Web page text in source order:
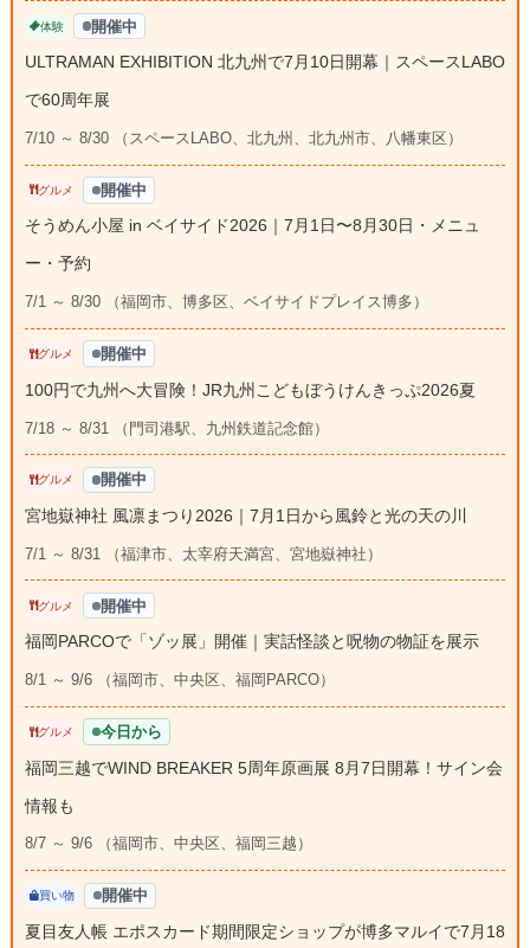
体験 開催中
ULTRAMAN EXHIBITION 北九州で7月10日開幕｜スペースLABO
で60周年展
7/10 ～ 8/30 （スペースLABO、北九州、北九州市、八幡東区）
グルメ 開催中
そうめん小屋 in ベイサイド2026｜7月1日〜8月30日・メニュ
ー・予約
7/1 ～ 8/30 （福岡市、博多区、ベイサイドプレイス博多）
グルメ 開催中
100円で九州へ大冒険！JR九州こどもぼうけんきっぷ2026夏
7/18 ～ 8/31 （門司港駅、九州鉄道記念館）
グルメ 開催中
宮地嶽神社 風凛まつり2026｜7月1日から風鈴と光の天の川
7/1 ～ 8/31 （福津市、太宰府天満宮、宮地嶽神社）
グルメ 開催中
福岡PARCOで「ゾッ展」開催｜実話怪談と呪物の物証を展示
8/1 ～ 9/6 （福岡市、中央区、福岡PARCO）
グルメ 今日から
福岡三越でWIND BREAKER 5周年原画展 8月7日開幕！サイン会
情報も
8/7 ～ 9/6 （福岡市、中央区、福岡三越）
買い物 開催中
夏目友人帳 エポスカード期間限定ショップが博多マルイで7月18